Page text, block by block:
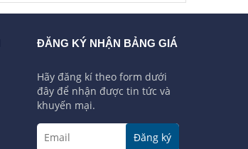
ĐĂNG KÝ NHẬN BẢNG GIÁ
Hãy đăng kí theo form dưới
đây để nhận được tin tức và
khuyến mại.
Đăng ký